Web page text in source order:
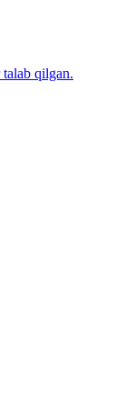
qilgan.